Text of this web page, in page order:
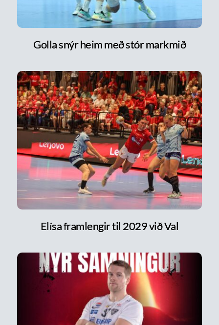
Golla snýr heim með stór markmið
Elísa framlengir til 2029 við Val